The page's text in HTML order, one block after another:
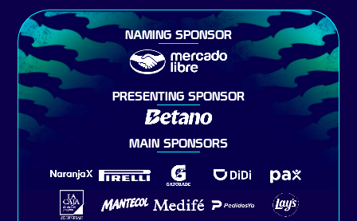
NAMING SPONSOR
PRESENTING SPONSOR
MAIN SPONSORS